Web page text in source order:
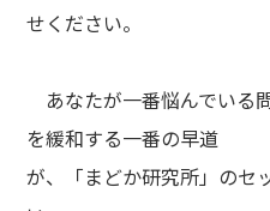
せください。
あなたが一番悩んでいる
を緩和する一番の早道
が、「まどか研究所」のセ